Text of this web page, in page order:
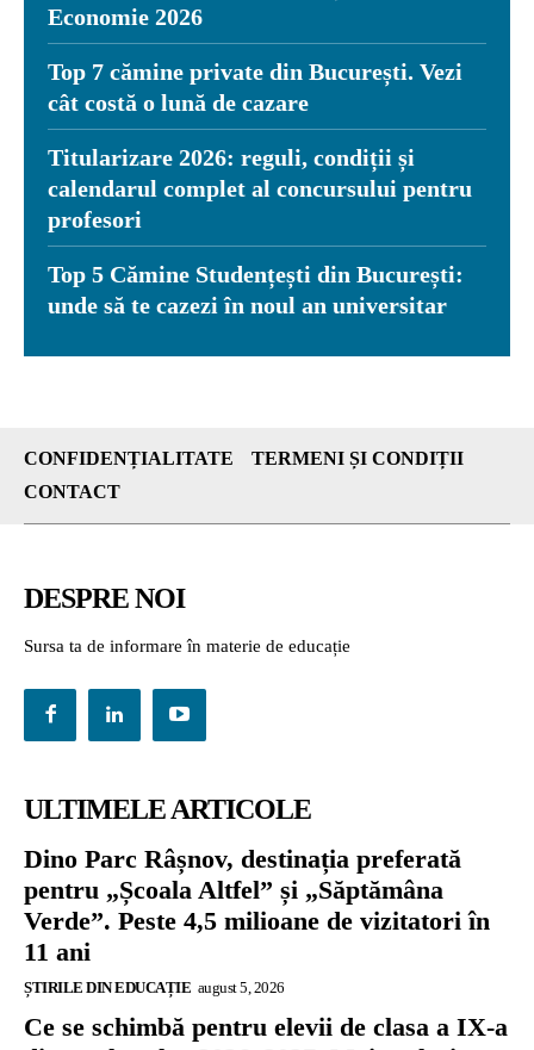
Economie 2026
Top 7 cămine private din București. Vezi
cât costă o lună de cazare
Titularizare 2026: reguli, condiții și
calendarul complet al concursului pentru
profesori
Top 5 Cămine Studențești din București:
unde să te cazezi în noul an universitar
CONFIDENȚIALITATE
TERMENI ȘI CONDIȚII
CONTACT
DESPRE NOI
Sursa ta de informare în materie de educație
ULTIMELE ARTICOLE
Dino Parc Râșnov, destinația preferată
pentru „Școala Altfel” și „Săptămâna
Verde”. Peste 4,5 milioane de vizitatori în
11 ani
ȘTIRILE DIN EDUCAȚIE august 5, 2026
Ce se schimbă pentru elevii de clasa a IX-a